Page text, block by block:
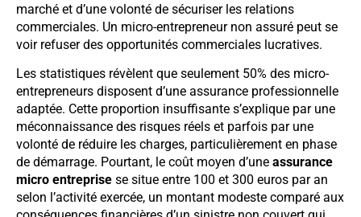
marché et d’une volonté de sécuriser les relations
commerciales. Un micro-entrepreneur non assuré peut se
voir refuser des opportunités commerciales lucratives.
Les statistiques révèlent que seulement 50% des micro-
entrepreneurs disposent d’une assurance professionnelle
adaptée. Cette proportion insuffisante s’explique par une
méconnaissance des risques réels et parfois par une
volonté de réduire les charges, particulièrement en phase
de démarrage. Pourtant, le coût moyen d’une assurance
micro entreprise se situe entre 100 et 300 euros par an
selon l’activité exercée, un montant modeste comparé aux